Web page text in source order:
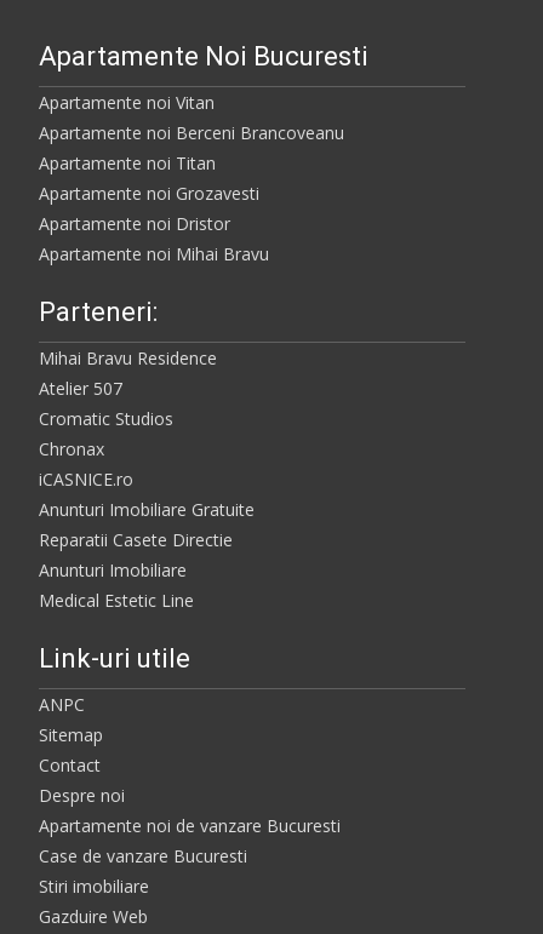
Apartamente Noi Bucuresti
Apartamente noi Vitan
Apartamente noi Berceni Brancoveanu
Apartamente noi Titan
Apartamente noi Grozavesti
Apartamente noi Dristor
Apartamente noi Mihai Bravu
Parteneri:
Mihai Bravu Residence
Atelier 507
Cromatic Studios
Chronax
iCASNICE.ro
Anunturi Imobiliare Gratuite
Reparatii Casete Directie
Anunturi Imobiliare
Medical Estetic Line
Link-uri utile
ANPC
Sitemap
Contact
Despre noi
Apartamente noi de vanzare Bucuresti
Case de vanzare Bucuresti
Stiri imobiliare
Gazduire Web